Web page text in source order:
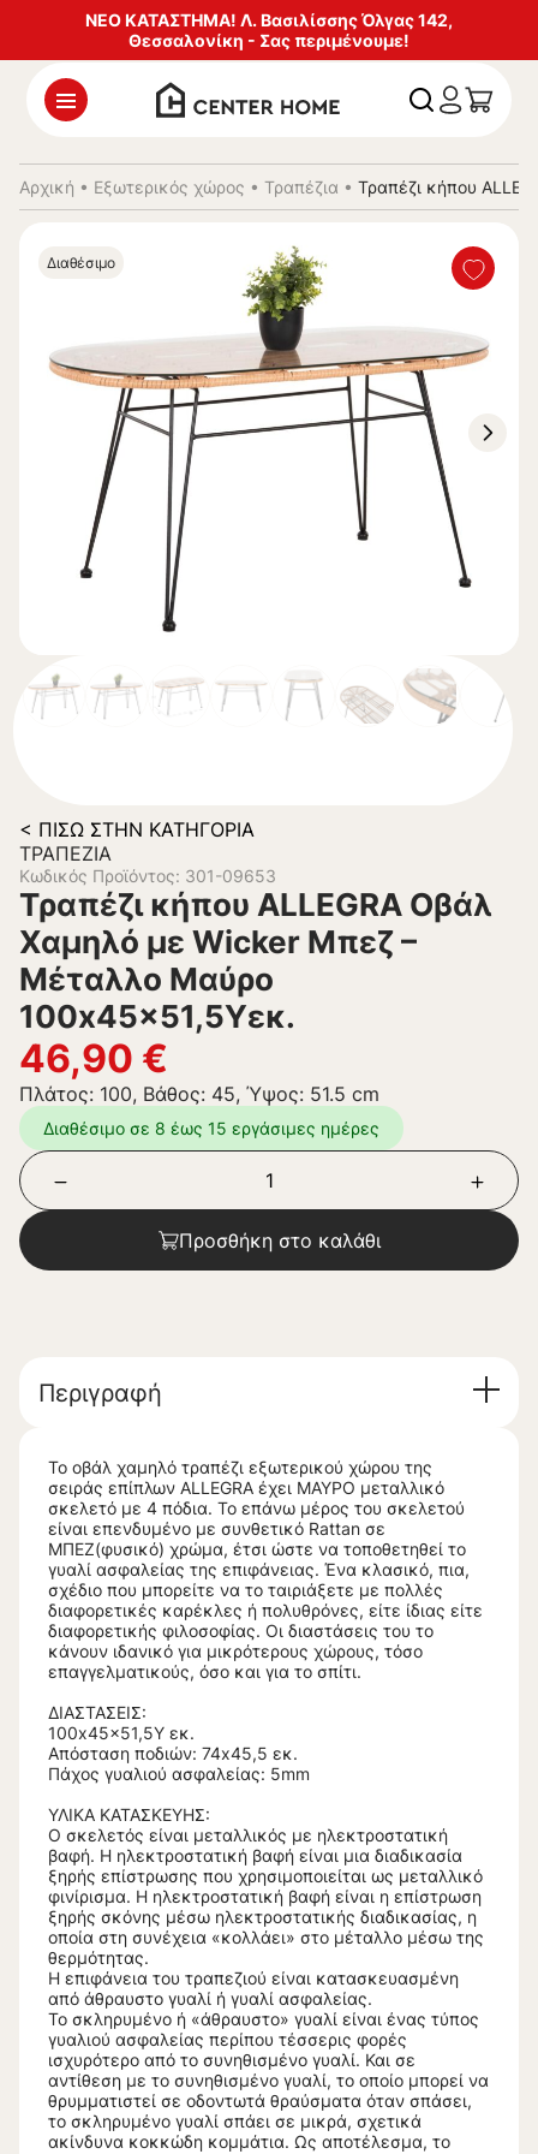
ΝΕΟ ΚΑΤΑΣΤΗΜΑ! Λ. Βασιλίσσης Όλγας 142,
Θεσσαλονίκη - Σας περιμένουμε!
Αρχική • Εξωτερικός χώρος • Τραπέζια • Τραπέζι κήπου
Διαθέσιμο
< ΠΊΣΩ ΣΤΗΝ ΚΑΤΗΓΟΡΊΑ
ΤΡΑΠΈΖΙΑ
Κωδικός Προϊόντος: 301-09653
Τραπέζι κήπου ALLEGRA Οβάλ
Χαμηλό με Wicker Μπεζ –
Μέταλλο Μαύρο
100x45x51,5Υεκ.
46,90 €
Πλάτος: 100, Βάθος: 45, Ύψος: 51.5 cm
Διαθέσιμο σε 8 έως 15 εργάσιμες ημέρες
Προσθήκη στο καλάθι
Περιγραφή
Το οβάλ χαμηλό τραπέζι εξωτερικού χώρου της
σειράς επίπλων ALLEGRA έχει ΜΑΥΡΟ μεταλλικό
σκελετό με 4 πόδια. Το επάνω μέρος του σκελετού
είναι επενδυμένο με συνθετικό Rattan σε
ΜΠΕΖ(φυσικό) χρώμα, έτσι ώστε να τοποθετηθεί το
γυαλί ασφαλείας της επιφάνειας. Ένα κλασικό, πια,
σχέδιο που μπορείτε να το ταιριάξετε με πολλές
διαφορετικές καρέκλες ή πολυθρόνες, είτε ίδιας είτε
διαφορετικής φιλοσοφίας. Οι διαστάσεις του το
κάνουν ιδανικό για μικρότερους χώρους, τόσο
επαγγελματικούς, όσο και για το σπίτι.
ΔΙΑΣΤΑΣΕΙΣ:
100x45x51,5Y εκ.
Απόσταση ποδιών: 74x45,5 εκ.
Πάχος γυαλιού ασφαλείας: 5mm
ΥΛΙΚΑ ΚΑΤΑΣΚΕΥΗΣ:
Ο σκελετός είναι μεταλλικός με ηλεκτροστατική
βαφή. Η ηλεκτροστατική βαφή είναι μια διαδικασία
ξηρής επίστρωσης που χρησιμοποιείται ως μεταλλικό
φινίρισμα. Η ηλεκτροστατική βαφή είναι η επίστρωση
ξηρής σκόνης μέσω ηλεκτροστατικής διαδικασίας, η
οποία στη συνέχεια «κολλάει» στο μέταλλο μέσω της
θερμότητας.
Η επιφάνεια του τραπεζιού είναι κατασκευασμένη
από άθραυστο γυαλί ή γυαλί ασφαλείας.
Το σκληρυμένο ή «άθραυστο» γυαλί είναι ένας τύπος
γυαλιού ασφαλείας περίπου τέσσερις φορές
ισχυρότερο από το συνηθισμένο γυαλί. Και σε
αντίθεση με το συνηθισμένο γυαλί, το οποίο μπορεί να
θρυμματιστεί σε οδοντωτά θραύσματα όταν σπάσει,
το σκληρυμένο γυαλί σπάει σε μικρά, σχετικά
ακίνδυνα κοκκώδη κομμάτια. Ως αποτέλεσμα, το